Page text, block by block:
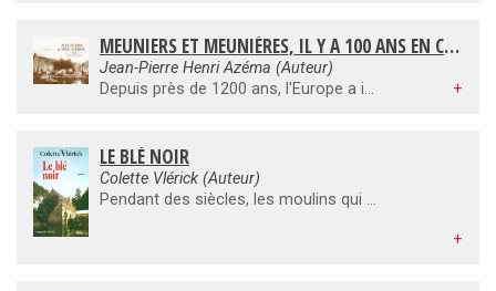
MEUNIERS ET MEUNIÈRES, IL Y A 100 ANS EN CARTES POSTALES ANCIENNES
Jean-Pierre Henri Azéma (Auteur)
Depuis près de 1200 ans, l'Europe a inventé le métier de meunier. Celui-ci a marqué à jamais l'identité européenne. Au fil des siècles, moulin et meunier ont servi l'économie et l'alimentation quotidienne des hommes. Ce livre présente la plus belle et la plus complète collection de documents, majoritairement photographiques, sur les meuniers et meunières, en France et dans le monde. Ils sont ici présentés dans les différents lieux qu'ils occupaient il y a un siècle. Ni bourgeois, ni nobles, ni paysans, ils appartiennent à un milieu social spécifique, ne se mariant majoritairement qu'entre eux.
+
LE BLÉ NOIR
Colette Vlérick (Auteur)
Pendant des siècles, les moulins qui se succédaient au fil des rivières ont modelé le paysage du nord du Finistère. Sur le Kanol, un des affluents de l'Aber Benoît, Moulin Vieux est, depuis plusieurs générations, aux mains d'une même famille. Après la guerre de 1914-1918, Jean Salaün confie à sa petite-fille Marie la charge de poursuivre l'ouvre de leurs ancêtres. Il lui transmet son savoir-faire et la passion de son métier. De 1910 à nos jours, trois femmes vivent au quotidien l'évolution de la meunerie : Rose, sa fille Anne-Marie puis sa petite-fille Marie font face aux grands événements de l'histoire et aux accidents de l'existence sans perdre de vue l'essentiel : la qualité de la farine sortie de leurs meules.
+